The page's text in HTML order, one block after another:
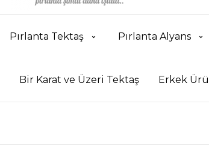
Pırlanta Tektaş Pırlanta Alyans
Bir Karat ve Üzeri Tektaş Erkek